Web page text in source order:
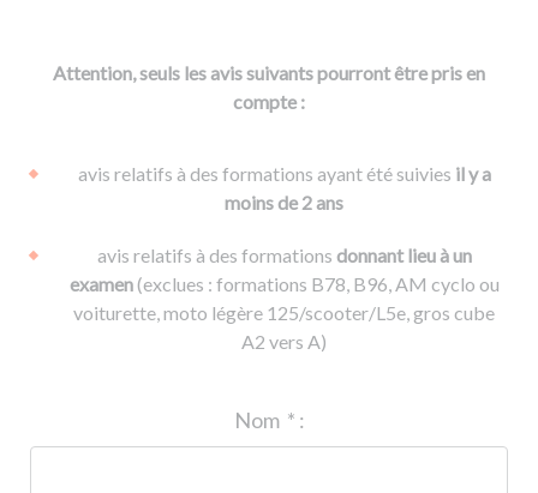
Attention, seuls les avis suivants pourront être pris en
compte :
avis relatifs à des formations ayant été suivies il y a
moins de 2 ans
avis relatifs à des formations donnant lieu à un
examen(exclues : formations B78, B96, AM cyclo ou
voiturette, moto légère 125/scooter/L5e, gros cube
A2 vers A)
* :